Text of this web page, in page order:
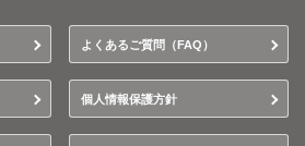
よくあるご質問（FAQ）
個人情報保護方針